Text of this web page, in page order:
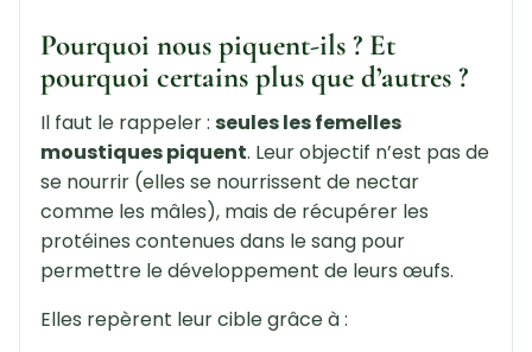
Pourquoi nous piquent-ils ? Et
pourquoi certains plus que d’autres ?
Il faut le rappeler : seules les femelles
moustiques piquent. Leur objectif n’est pas de
se nourrir (elles se nourrissent de nectar
comme les mâles), mais de récupérer les
protéines contenues dans le sang pour
permettre le développement de leurs œufs.
Elles repèrent leur cible grâce à :